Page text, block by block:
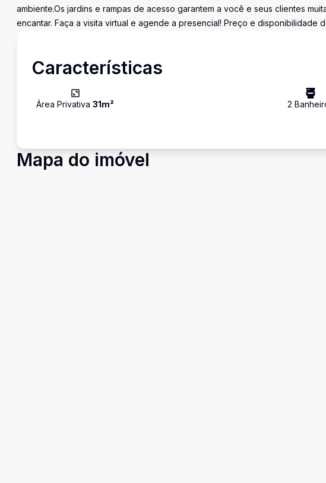
ambiente.Os jardins e rampas de acesso garantem a você e seus clientes
encantar. Faça a visita virtual e agende a presencial! Preço e disponibilidade
Características
Área Privativa 31m² 2
Mapa do imóvel